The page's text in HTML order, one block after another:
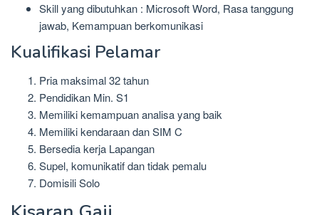
Skill yang dibutuhkan : Microsoft Word, Rasa tanggung
jawab, Kemampuan berkomunikasi
Kualifikasi Pelamar
Pria maksimal 32 tahun
Pendidikan Min. S1
Memiliki kemampuan analisa yang baik
Memiliki kendaraan dan SIM C
Bersedia kerja Lapangan
Supel, komunikatif dan tidak pemalu
Domisili Solo